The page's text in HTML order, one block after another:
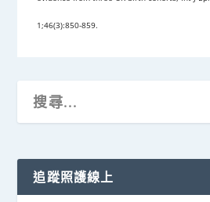
1;46(3):850-859.
追蹤照護線上